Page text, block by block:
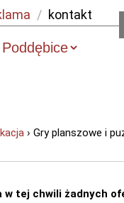
/ kontakt
› Gry planszowe i
w tej chwili żadnych